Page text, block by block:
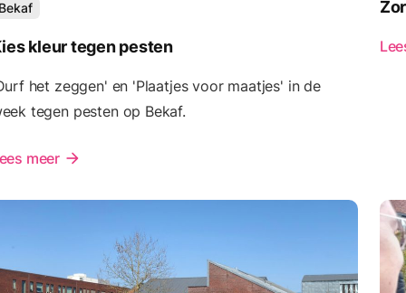
kleur tegen pesten
het zeggen' en 'Plaatjes voor maatjes' in de
tegen pesten op Bekaf.
meer arrow_forward